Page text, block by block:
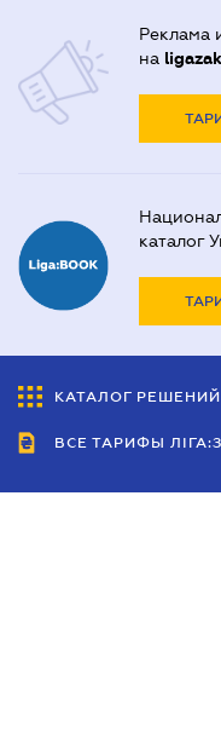
Реклама
на
каталог
КАТАЛОГ РЕШЕНИЙ
ВСЕ ТАРИФЫ